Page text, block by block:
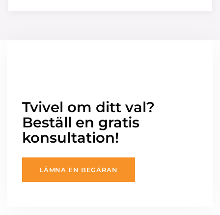
Tvivel om ditt val?
Beställ en gratis
konsultation!
LÄMNA EN BEGÄRAN